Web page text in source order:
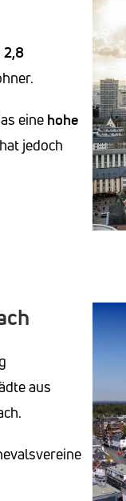
2,8
eine hohe
jedoch
aus